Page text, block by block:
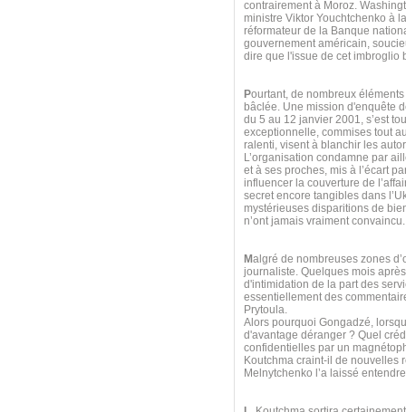
contrairement à Moroz.
ministre Viktor Youchtchenko à
réformateur de la Banque
gouvernement américain,
dire que l'issue de cet imbroglio
Pourtant, de nombreux
bâclée. Une mission d'enquête
du 5 au 12 janvier 2001, s’est
exceptionnelle, commises tout
ralenti, visent à blanchir les
L’organisation condamne par
et à ses proches, mis à l’écart
influencer la couverture de
secret encore tangibles dans
mystérieuses disparitions de
n’ont jamais vraiment convaincu.
Malgré de nombreuses zones
journaliste. Quelques mois
d'intimidation de la part des
essentiellement des
Prytoula.
Alors pourquoi Gongadzé,
d'avantage déranger ? Quel
confidentielles par un
Koutchma craint-il de nouvelles
Melnytchenko l’a laissé